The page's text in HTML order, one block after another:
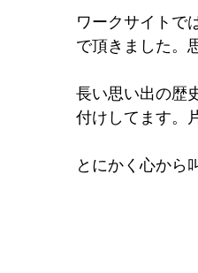
ワークサイトで
で頂きました。
長い思い出の歴
付けしてます。
とにかく心から